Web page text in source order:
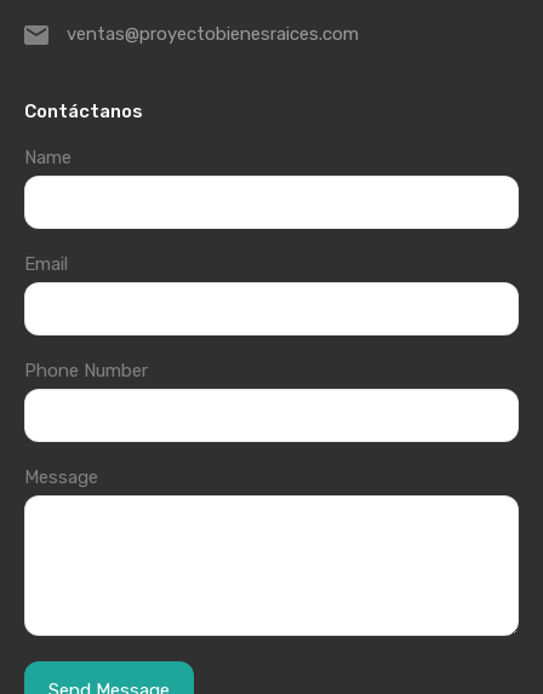
ventas@proyectobienesraices.com
Contáctanos
Name
Email
Phone Number
Message